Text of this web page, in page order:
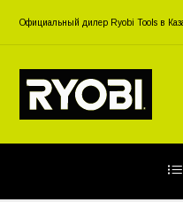
Официальный дилер Ryobi Tools в